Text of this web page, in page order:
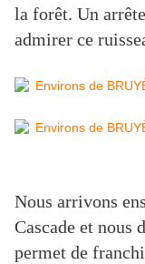
la forêt. Un
admirer ce
Nous arrivons
Cascade et nous
permet de